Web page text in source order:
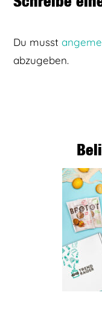
Du musst
abzugeben.